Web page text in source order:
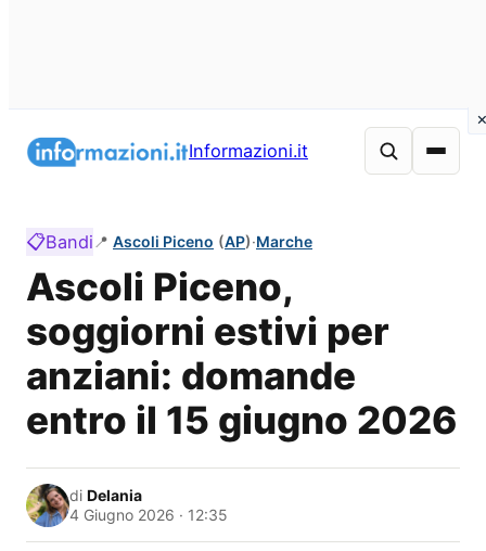
Informazioni.it
📋Bandi 📍 Ascoli Piceno (AP)·Marche
Ascoli Piceno,
soggiorni estivi per
anziani: domande
entro il 15 giugno 2026
di Delania
4 Giugno 2026 · 12:35